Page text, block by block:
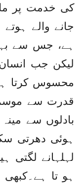
کی خدمت پر
جانے والے
ہے، جس سے
لیکن جب
محسوس کرتا
قدرت سے موسم
بادلوں سے
ہوئی دھرتی
لہلہانے لگتی
ہو تا